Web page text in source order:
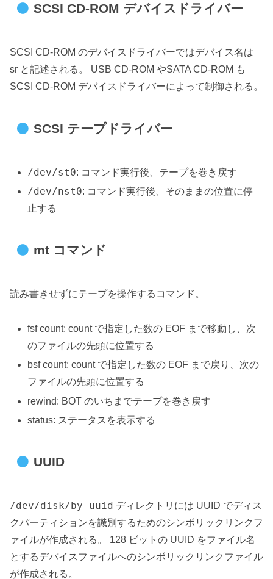
SCSI CD-ROM デバイスドライバー
SCSI CD-ROM のデバイスドライバーではデバイス名は
sr と記述される。 USB CD-ROM やSATA CD-ROM も
SCSI CD-ROM デバイスドライバーによって制御される。
SCSI テープドライバー
/dev/st0: コマンド実行後、テープを巻き戻す
/dev/nst0: コマンド実行後、そのままの位置に停
止する
mt コマンド
読み書きせずにテープを操作するコマンド。
fsf count: count で指定した数の EOF まで移動し、次
のファイルの先頭に位置する
bsf count: count で指定した数の EOF まで戻り、次の
ファイルの先頭に位置する
rewind: BOT のいちまでテープを巻き戻す
status: ステータスを表示する
UUID
/dev/disk/by-uuid ディレクトリには UUID でディス
クパーティションを識別するためのシンボリックリンクフ
ァイルが作成される。 128 ビットの UUID をファイル名
とするデバイスファイルへのシンボリックリンクファイル
が作成される。